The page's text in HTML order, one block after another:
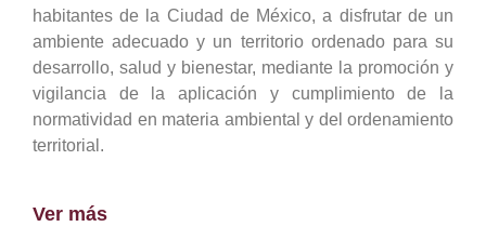
habitantes de la Ciudad de México, a disfrutar de un
ambiente adecuado y un territorio ordenado para su
desarrollo, salud y bienestar, mediante la promoción y
vigilancia de la aplicación y cumplimiento de la
normatividad en materia ambiental y del ordenamiento
territorial.
Ver más